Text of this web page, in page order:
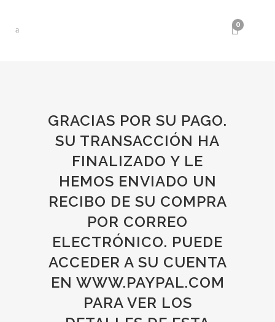
0
GRACIAS POR SU PAGO.
SU TRANSACCIÓN HA
FINALIZADO Y LE
HEMOS ENVIADO UN
RECIBO DE SU COMPRA
POR CORREO
ELECTRÓNICO. PUEDE
ACCEDER A SU CUENTA
EN WWW.PAYPAL.COM
PARA VER LOS